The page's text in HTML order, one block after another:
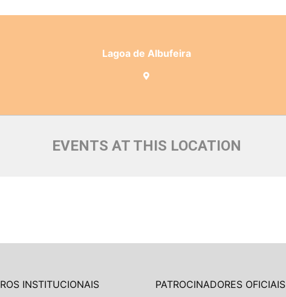
Lagoa de Albufeira
EVENTS AT THIS LOCATION
INSTITUCIONAIS PATROCINADORES OFICIAIS